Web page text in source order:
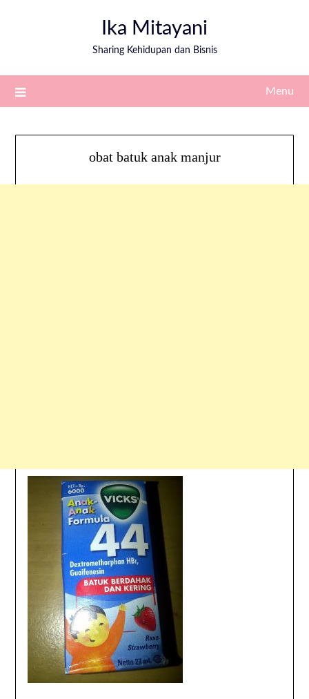
Ika Mitayani
Sharing Kehidupan dan Bisnis
Menu
obat batuk anak manjur